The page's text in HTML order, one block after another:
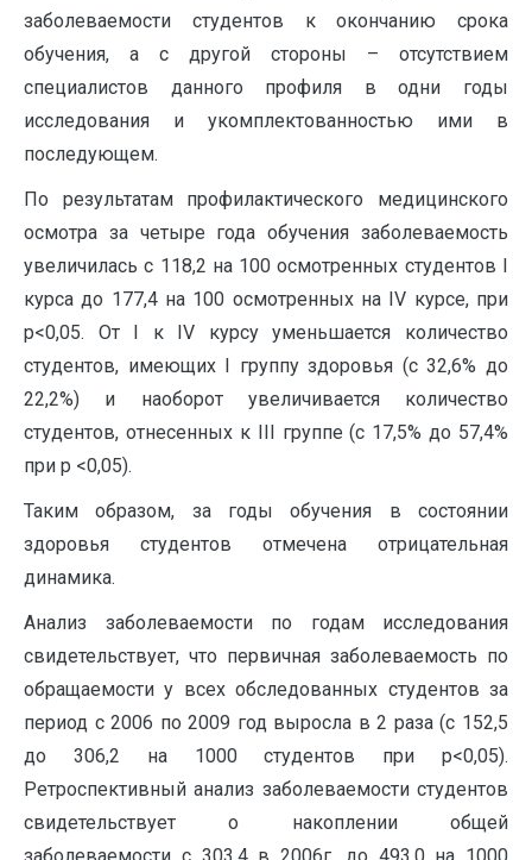
заболеваемости студентов к окончанию срока
обучения, а с другой стороны – отсутствием
специалистов данного профиля в одни годы
исследования и укомплектованностью ими в
последующем.
По результатам профилактического медицинского
осмотра за четыре года обучения заболеваемость
увеличилась с 118,2 на 100 осмотренных студентов I
курса до 177,4 на 100 осмотренных на IV курсе, при
р<0,05. От I к IV курсу уменьшается количество
студентов, имеющих I группу здоровья (с 32,6% до
22,2%) и наоборот увеличивается количество
студентов, отнесенных к III группе (с 17,5% до 57,4%
при р <0,05).
Таким образом, за годы обучения в состоянии
здоровья студентов отмечена отрицательная
динамика.
Анализ заболеваемости по годам исследования
свидетельствует, что первичная заболеваемость по
обращаемости у всех обследованных студентов за
период с 2006 по 2009 год выросла в 2 раза (с 152,5
до 306,2 на 1000 студентов при р<0,05).
Ретроспективный анализ заболеваемости студентов
свидетельствует о накоплении общей